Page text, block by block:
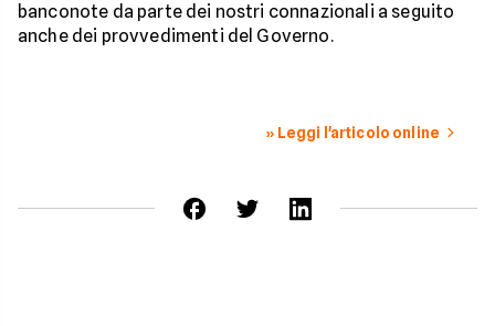
banconote da parte dei nostri connazionali a seguito
anche dei provvedimenti del Governo.
» Leggi l'articolo online